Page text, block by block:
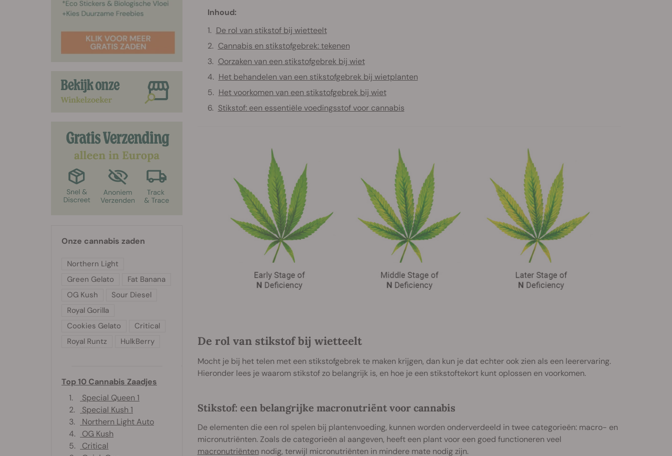
Inhoud:
De rol van stikstof bij wietteelt
Cannabis en stikstofgebrek: tekenen
Oorzaken van een stikstofgebrek bij wiet
Het behandelen van een stikstofgebrek bij wietplanten
Het voorkomen van een stikstofgebrek bij wiet
Stikstof: een essentiële voedingsstof voor cannabis
De rol van stikstof bij wietteelt
Mocht je bij het telen met een stikstofgebrek te maken krijgen, dan kun je dat echter ook zien als een leerervaring.
Hieronder lees je waarom stikstof zo belangrijk is, en hoe je een stikstoftekort kunt oplossen en voorkomen.
Stikstof: een belangrijke macronutriënt voor cannabis
De elementen die een rol spelen bij plantenvoeding, kunnen worden onderverdeeld in twee categorieën: macro- en
micronutriënten. Zoals de categorieën al aangeven, heeft een plant voor een goed functioneren veel
macronutriënten nodig, terwijl micronutriënten in mindere mate nodig zijn.
Onze cannabis zaden
Northern Light
Green Gelato
Fat Banana
OG Kush
Sour Diesel
Royal Gorilla
Cookies Gelato
Critical
Royal Runtz
HulkBerry
Top 10 Cannabis Zaadjes
1.
Special Queen 1
2.
Special Kush 1
3.
Northern Light Auto
4.
OG Kush
5.
Critical